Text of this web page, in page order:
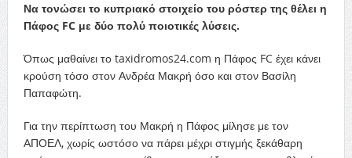
Να τονώσει το κυπριακό στοιχείο του ρόστερ της θέλει η
Πάφος FC με δύο πολύ ποιοτικές λύσεις.
Όπως μαθαίνει το taxidromos24.com η Πάφος FC έχει κάνει
κρούση τόσο στον Ανδρέα Μακρή όσο και στον Βασίλη
Παπαφώτη.
Για την περίπτωση του Μακρή η Πάφος μίλησε με τον
ΑΠΟΕΛ, χωρίς ωστόσο να πάρει μέχρι στιγμής ξεκάθαρη